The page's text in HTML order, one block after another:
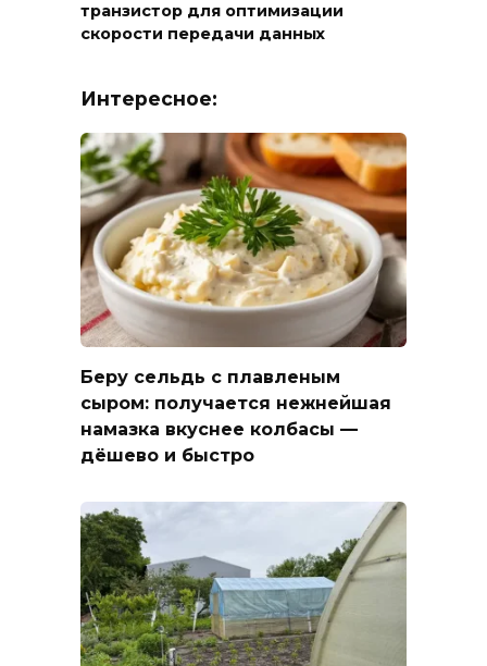
транзистор для оптимизации
скорости передачи данных
Интересное:
Беру сельдь с плавленым
сыром: получается нежнейшая
намазка вкуснее колбасы —
дёшево и быстро